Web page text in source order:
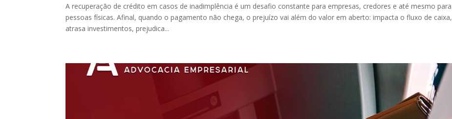
A recuperação de crédito em casos de inadimplência é um desafio constante para empresas, credores e até mesmo para
pessoas físicas. Afinal, quando o pagamento não chega, o prejuízo vai além do valor em aberto: impacta o fluxo de caixa,
atrasa investimentos, prejudica...